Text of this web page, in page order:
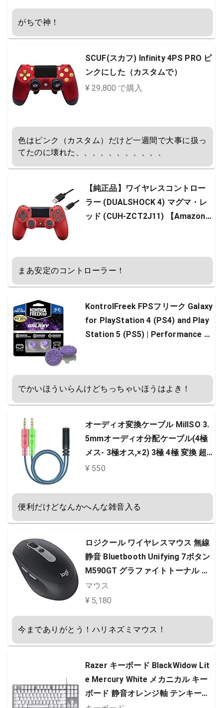
がちで神！
SCUF(スカフ) Infinity 4PS PRO ピ
ンクにした（カスタムで）
¥ 29,800 で購入
色はピンク（カスタム）だけど一週間で大事に扱っ
てたのに壊れた、、、、、、、、、、、
【純正品】ワイヤレスコントロー
ラー (DUALSHOCK 4) マグマ・レ
ッド (CUH-ZCT2J11) 【Amazon.c
まあ安定のコントローラー！
KontrolFreek FPSフリーク Galaxy
for PlayStation 4 (PS4) and Play
Station 5 (PS5) | Performance T
でかいほういらんけどちっちゃいほうはよき！
オーディオ変換ケーブル MillSO 3.
5mmオーディオ分配ケーブル(4極
メス- 3極オス,×2) 3極 4極 変換 超
高耐久【マイク付きイヤホンをPC
スプリッター 20cm
¥ 550
便利だけどなんかへんな雑音入る
ロジクール ワイヤレスマウス 無線
静音 Bluetbooth Unifying 7ボタン
M590GT グラファイトトーナル ワ
イヤレス マウス windows mac Chr
ome Android iPad OS M590 国内
マウス
¥ 5,180
今までありがとう！ハリネズミマウス！
Razer キーボード BlackWidow Lit
e Mercury White メカニカル キー
ボード 静音オレンジ軸 テンキーレ